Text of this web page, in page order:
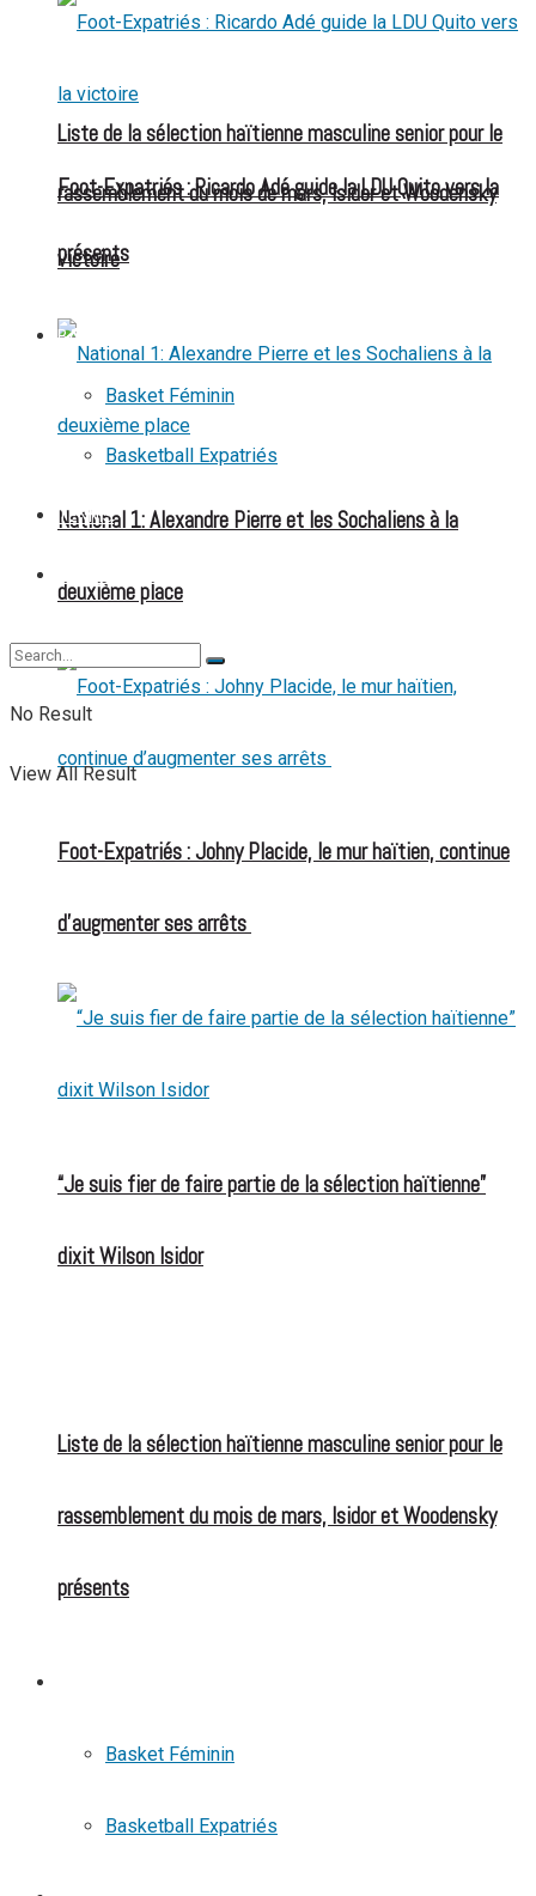
Foot-Expatriés : Ricardo Adé guide la LDU Quito vers la
victoire
National 1: Alexandre Pierre et les Sochaliens à la
deuxième place
Foot-Expatriés : Johny Placide, le mur haïtien, continue
d’augmenter ses arrêts
“Je suis fier de faire partie de la sélection haïtienne”
dixit Wilson Isidor
Liste de la sélection haïtienne masculine senior pour le
rassemblement du mois de mars, Isidor et Woodensky
présents
Basket Féminin
Basketball Expatriés
Liste de la sélection haïtienne masculine senior pour le
rassemblement du mois de mars, Isidor et Woodensky
présents
BASKETBALL
Basket Féminin
Basketball Expatriés
TENNIS
No Result
View All Result